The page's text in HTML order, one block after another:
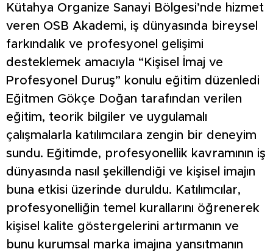
Kütahya Organize Sanayi Bölgesi’nde hizmet
veren OSB Akademi, iş dünyasında bireysel
farkındalık ve profesyonel gelişimi
desteklemek amacıyla “Kişisel İmaj ve
Profesyonel Duruş” konulu eğitim düzenledi
Eğitmen Gökçe Doğan tarafından verilen
eğitim, teorik bilgiler ve uygulamalı
çalışmalarla katılımcılara zengin bir deneyim
sundu. Eğitimde, profesyonellik kavramının iş
dünyasında nasıl şekillendiği ve kişisel imajın
buna etkisi üzerinde duruldu. Katılımcılar,
profesyonelliğin temel kurallarını öğrenerek
kişisel kalite göstergelerini artırmanın ve
bunu kurumsal marka imajına yansıtmanın